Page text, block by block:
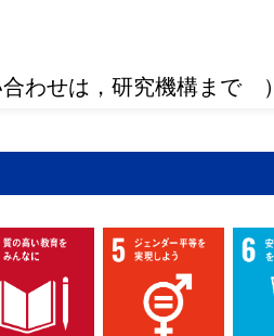
わせは，研究機構まで ）